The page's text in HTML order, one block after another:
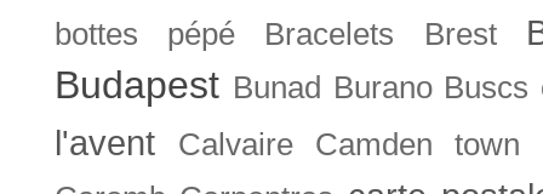
bottes pépé
Bracelets Brest
Budapest Bunad Burano Buscs
l'avent Calvaire Camden town